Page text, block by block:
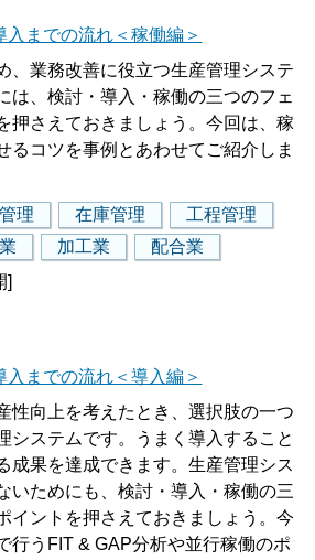
までの流れ＜稼働編＞
、業務改善に役立つ生産管理システ
は、検討・導入・稼働の三つのフェ
押さえておきましょう。今回は、稼
るコツを事例とあわせてご紹介しま
理 在庫管理
工程管理
加工業
配合業
]
までの流れ＜導入編＞
性向上を考えたとき、選択肢の一つ
システムです。うまく導入すること
成果を達成できます。生産管理シス
いためにも、検討・導入・稼働の三
イントを押さえておきましょう。今
行うFIT & GAP分析や並行稼働のポ